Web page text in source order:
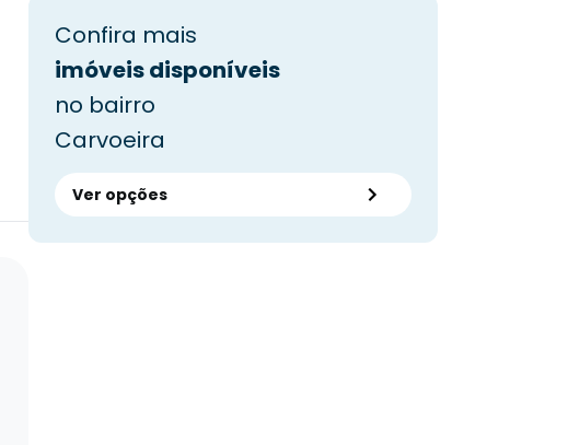
Confira mais
imóveis disponíveis
no bairro
Carvoeira
Ver opções